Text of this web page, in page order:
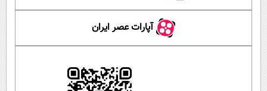
آپارات عصر ایران